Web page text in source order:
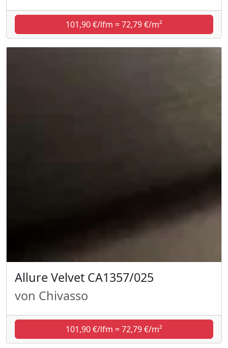
101,90 €/lfm = 72,79 €/m²
Allure Velvet CA1357/025
von Chivasso
101,90 €/lfm = 72,79 €/m²